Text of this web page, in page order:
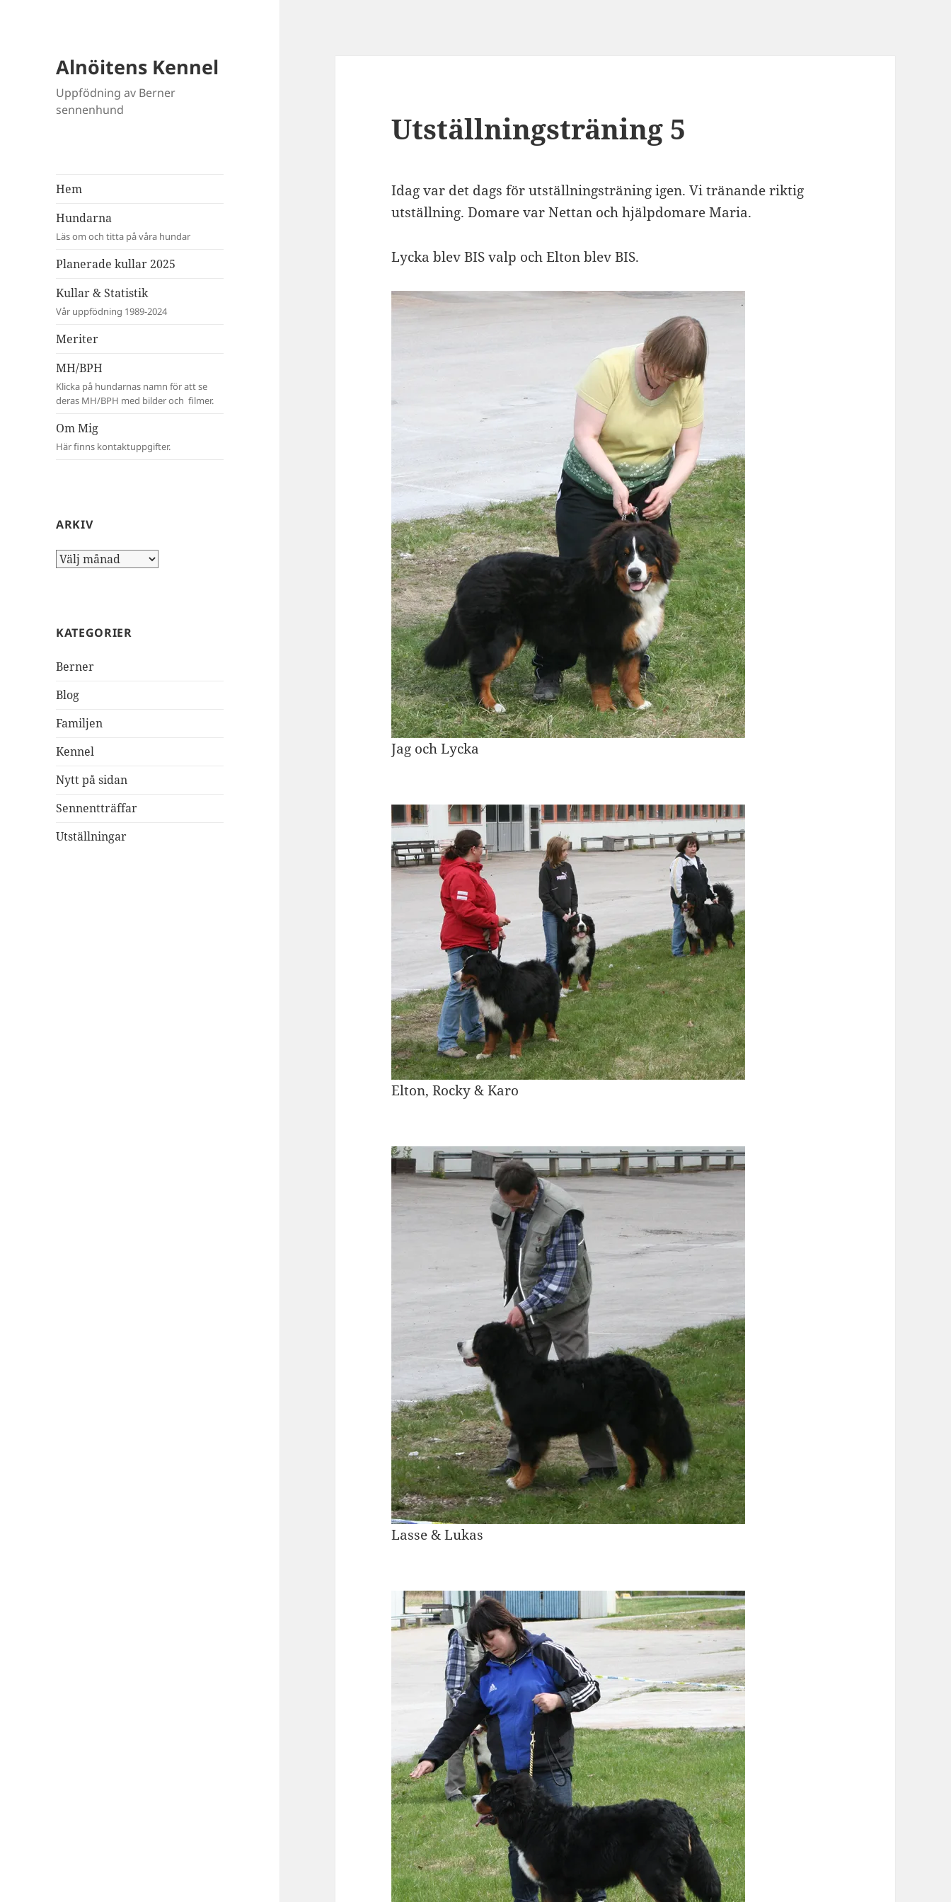
Alnöitens Kennel
Uppfödning av Berner
sennenhund
Hem
Hundarna
Läs om och titta på våra hundar
Planerade kullar 2025
Kullar & Statistik
Vår uppfödning 1989-2024
Meriter
MH/BPH
Klicka på hundarnas namn för att se
deras MH/BPH med bilder och filmer.
Om Mig
Här finns kontaktuppgifter.
ARKIV
Arkiv
KATEGORIER
Berner
Blog
Familjen
Kennel
Nytt på sidan
Sennentträffar
Utställningar
Utställningsträning 5
Idag var det dags för utställningsträning igen. Vi tränande riktig
utställning. Domare var Nettan och hjälpdomare Maria.
Lycka blev BIS valp och Elton blev BIS.
Jag och Lycka
Elton, Rocky & Karo
Lasse & Lukas